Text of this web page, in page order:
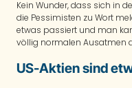
Kein Wunder, dass sich in
die Pessimisten zu Wort
etwas passiert und man
völlig normalen Ausatmen
US-Aktien sind